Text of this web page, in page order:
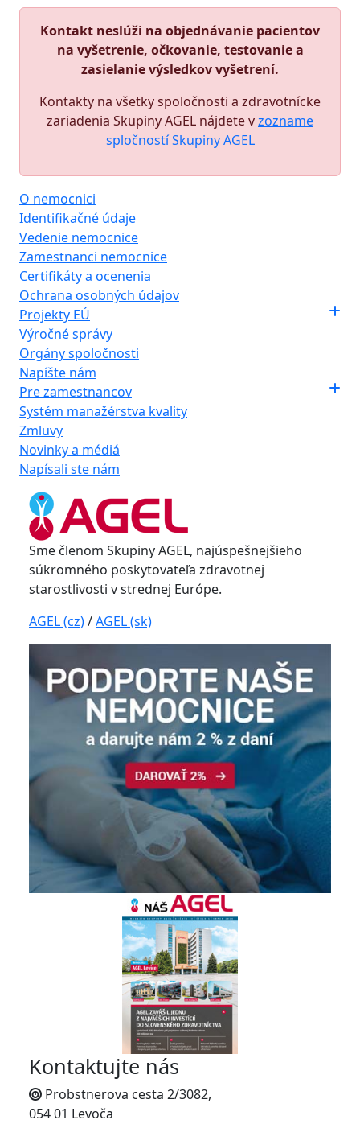
Kontakt neslúži na objednávanie pacientov
na vyšetrenie, očkovanie, testovanie a
zasielanie výsledkov vyšetrení.
Kontakty na všetky spoločnosti a zdravotnícke
zariadenia Skupiny AGEL nájdete vzozname
spločností Skupiny AGEL
O nemocnici
Identifikačné údaje
Vedenie nemocnice
Zamestnanci nemocnice
Certifikáty a ocenenia
Ochrana osobných údajov
Projekty EÚ
Výročné správy
Orgány spoločnosti
Napíšte nám
Pre zamestnancov
Systém manažérstva kvality
Zmluvy
Novinky a médiá
Napísali ste nám
Sme členom Skupiny AGEL, najúspešnejšieho
súkromného poskytovateľa zdravotnej
starostlivosti v strednej Európe.
AGEL (cz)/AGEL (sk)
Kontaktujte nás
Probstnerova cesta 2/3082,
054 01 Levoča